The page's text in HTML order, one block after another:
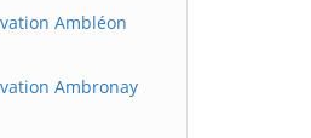
Ambléon
Ambronay